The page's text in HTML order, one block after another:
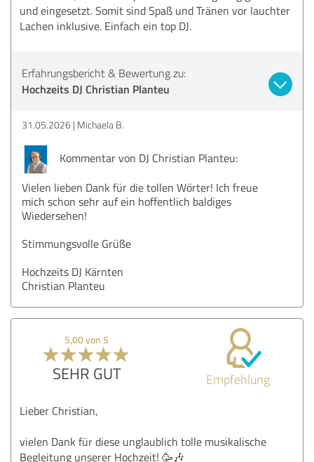
und eingesetzt. Somit sind Spaß und Tränen vor lauchter
Lachen inklusive. Einfach ein top DJ.
Erfahrungsbericht & Bewertung zu:
Hochzeits DJ Christian Planteu
31.05.2026 Michaela B.
Kommentar von DJ Christian Planteu:
Vielen lieben Dank für die tollen Wörter! Ich freue
mich schon sehr auf ein hoffentlich baldiges
Wiedersehen!
Stimmungsvolle Grüße
Hochzeits DJ Kärnten
Christian Planteu
5,00 von 5
SEHR GUT Empfehlung
Lieber Christian,
vielen Dank für diese unglaublich tolle musikalische
Begleitung unserer Hochzeit! 🥳🎶